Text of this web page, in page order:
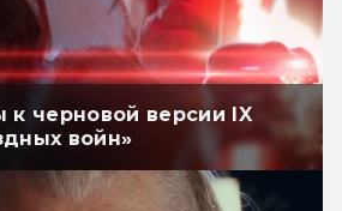
к черновой версии IX
войн»